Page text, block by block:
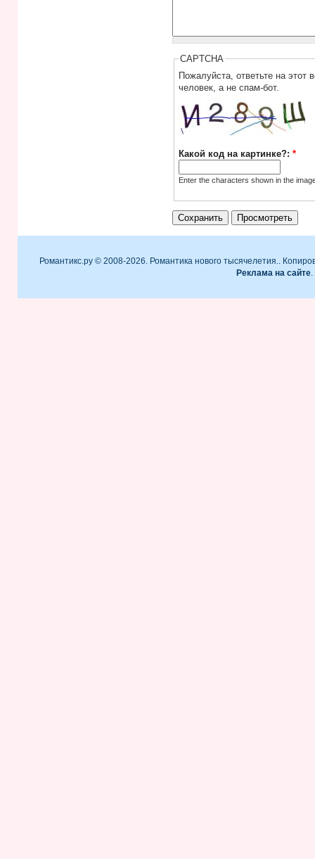
CAPTCHA
Пожалуйста, ответьте на этот
человек, а не спам-бот.
Какой код на картинке?:*
Enter the characters shown in the
Романтикс.ру © 2008-2026. Романтика нового тысячелетия..
Реклама на сайте.